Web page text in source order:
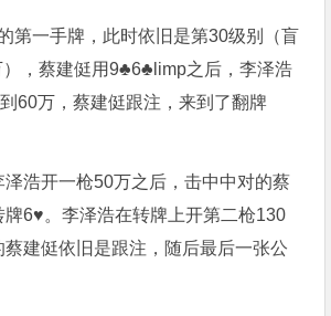
第一手牌，此时依旧是第30级别（盲
，蔡建侹用9♣6♣limp之后，李泽浩
60万，蔡建侹跟注，来到了翻牌
泽浩开一枪50万之后，击中中对的蔡
牌6♥。李泽浩在转牌上开第二枪130
建侹依旧是跟注，随后最后一张公